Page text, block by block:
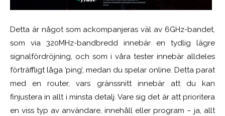
Detta är något som ackompanjeras väl av 6GHz-bandet,
som via 320MHz-bandbredd innebär en tydlig lägre
signalfördröjning, och som i våra tester innebär alldeles
förträffligt låga ’ping’, medan du spelar online. Detta parat
med en router, vars gränssnitt innebär att du kan
finjustera in allt i minsta detalj. Vare sig det är att prioritera
en viss typ av användare, innehåll eller program – ja, allt